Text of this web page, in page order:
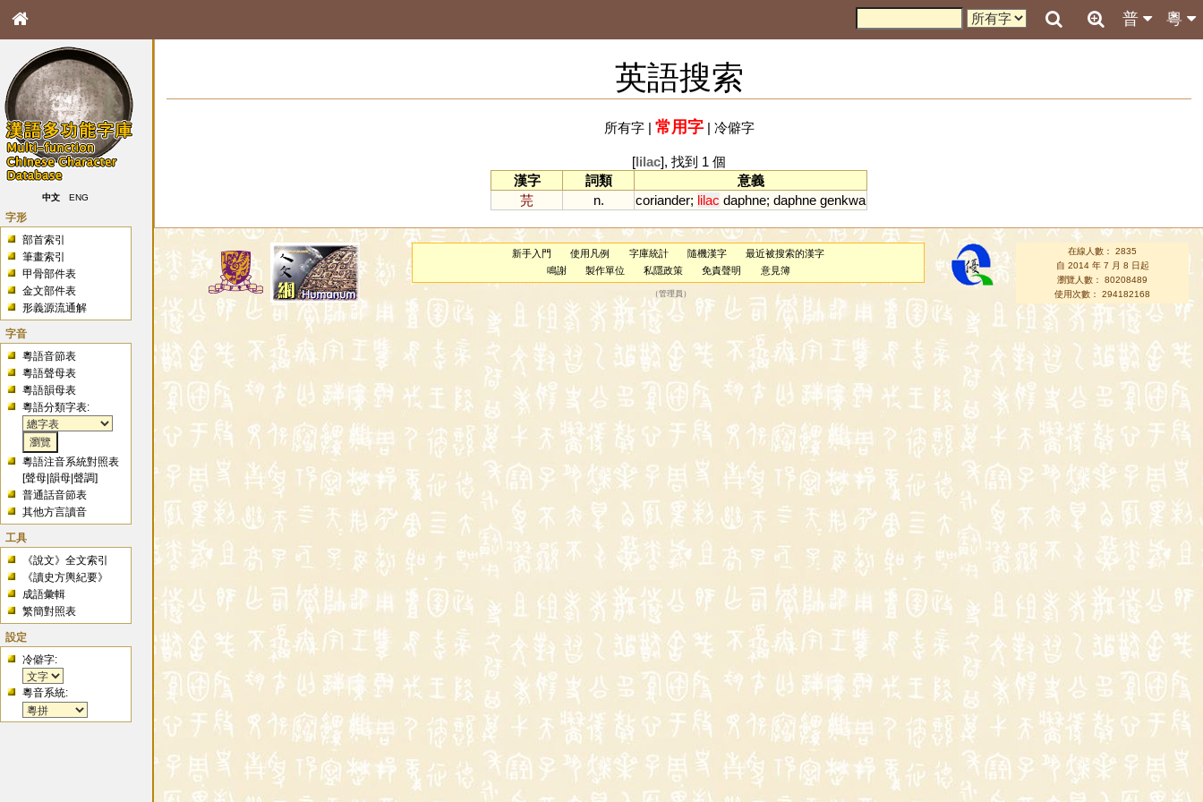
粵
普
中文 ENG
字形
部首索引
筆畫索引
甲骨部件表
金文部件表
形義源流通解
字音
粵語音節表
粵語聲母表
粵語韻母表
粵語分類字表:
粵語注音系統對照表
[聲母 |韻母 |聲調]
普通話音節表
其他方言讀音
工具
《說文》全文索引
《讀史方輿紀要》
成語彙輯
繁簡對照表
設定
冷僻字:
粵音系統:
英語搜索
所有字| 常用字| 冷僻字
[lilac], 找到 1 個
漢字
詞類
意義
芫
n. coriander; lilac daphne; daphne genkwa
新手入門 使用凡例 字庫統計 隨機漢字
最近被搜索的漢字
鳴謝
製作單位 私隱政策 免責聲明 意見簿
（管理員 ）
在線人數： 2835
自 2014 年 7 月 8 日起
瀏覽人數： 80208489
使用次數： 294182168